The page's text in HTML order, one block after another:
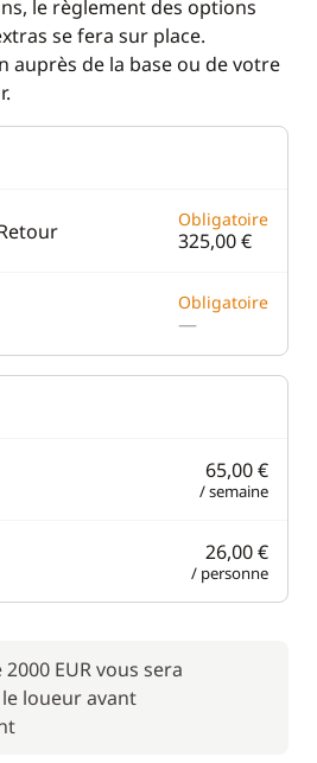
le règlement des options
se fera sur place.
auprès de la base ou de votre
Obligatoire
325,00 €
Obligatoire
—
65,00 €
/ semaine
26,00 €
/ personne
EUR vous sera
loueur avant